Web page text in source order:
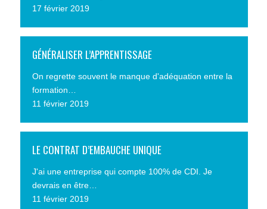
17 février 2019
GÉNÉRALISER L’APPRENTISSAGE
On regrette souvent le manque d'adéquation entre la
formation…
11 février 2019
LE CONTRAT D’EMBAUCHE UNIQUE
J'ai une entreprise qui compte 100% de CDI. Je
devrais en être…
11 février 2019